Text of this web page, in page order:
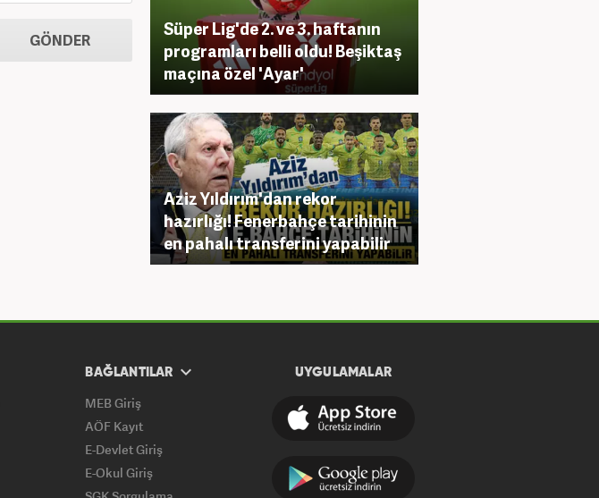
GÖNDER
Süper Lig'de 2. ve 3. haftanın
programları belli oldu! Beşiktaş
maçına özel 'Ayar'
Aziz Yıldırım'dan rekor
hazırlığı! Fenerbahçe tarihinin
en pahalı transferini yapabilir
BAĞLANTILAR
MEB Giriş
AÖF Kayıt
E-Devlet Giriş
E-Okul Giriş
UYGULAMALAR